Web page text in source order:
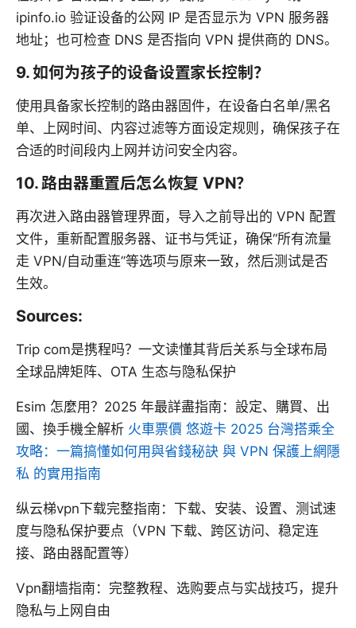
ipinfo.io 验证设备的公网 IP 是否显示为 VPN 服务器
地址；也可检查 DNS 是否指向 VPN 提供商的 DNS。
9. 如何为孩子的设备设置家长控制？
使用具备家长控制的路由器固件，在设备白名单/黑名
单、上网时间、内容过滤等方面设定规则，确保孩子在
合适的时间段内上网并访问安全内容。
10. 路由器重置后怎么恢复 VPN？
再次进入路由器管理界面，导入之前导出的 VPN 配置
文件，重新配置服务器、证书与凭证，确保“所有流量
走 VPN/自动重连”等选项与原来一致，然后测试是否
生效。
Sources:
Trip com是携程吗？一文读懂其背后关系与全球布局
全球品牌矩阵、OTA 生态与隐私保护
Esim 怎麼用？2025 年最詳盡指南：設定、購買、出
國、換手機全解析 火車票價 悠遊卡 2025 台灣搭乘全
攻略：一篇搞懂如何用與省錢秘訣 與 VPN 保護上網隱
私 的實用指南
纵云梯vpn下载完整指南：下载、安装、设置、测试速
度与隐私保护要点（VPN 下载、跨区访问、稳定连
接、路由器配置等）
Vpn翻墙指南：完整教程、选购要点与实战技巧，提升
隐私与上网自由